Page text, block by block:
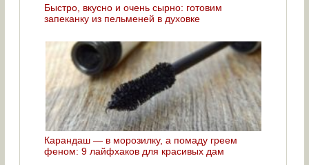
Быстро, вкусно и очень сырно: готовим
запеканку из пельменей в духовке
Карандаш — в морозилку, а помаду греем
феном: 9 лайфхаков для красивых дам